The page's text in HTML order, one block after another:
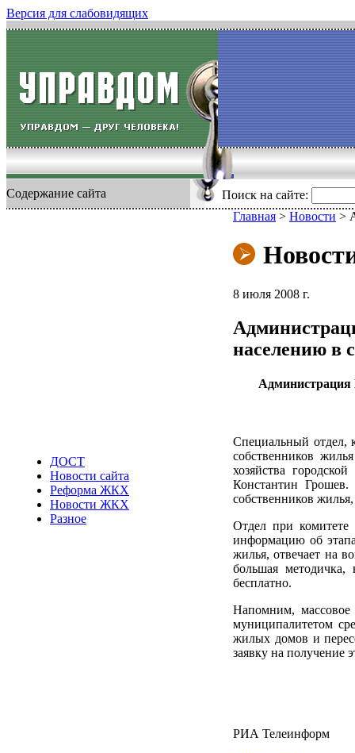
Версия для слабовидящих
Содержание сайта Поиск на сайте:
ДОСТ
Новости сайта
Реформа ЖКХ
Новости ЖКХ
Разное
Главная > Новости >
8 июля 2008 г.
населению в
Администрация
Специальный отдел,
собственников
хозяйства
Константин
собственников жилья,
Отдел при
информацию об
жилья, отвечает на
большая методичка,
бесплатно.
Напомним,
муниципалитетом
жилых домов и
заявку на получение
РИА Телеинформ